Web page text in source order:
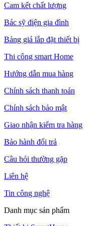
Cam kết chất lượng
Bác sỹ điện gia đình
Bảng giá lắp đặt thiết bị
Thi công smart Home
Hướng dẫn mua hàng
Chính sách thanh toán
Chính sách bảo mật
Giao nhận kiểm tra hàng
Bảo hành đổi trả
Câu hỏi thường gặp
Liên hệ
Tin công nghệ
Danh mục sản phẩm